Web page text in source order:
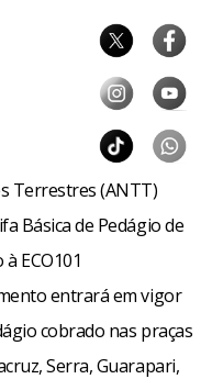
Terrestres (ANTT)
Básica de Pedágio de
ECO101
entrará em vigor
cobrado nas praças
Serra, Guarapari,